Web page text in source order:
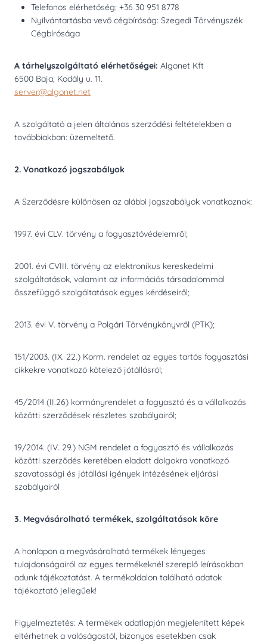
Telefonos elérhetőség: +36 30 951 8778
Nyilvántartásba vevő cégbíróság: Szegedi Törvényszék
Cégbírósága
A tárhelyszolgáltató elérhetőségei: Algonet Kft
6500 Baja, Kodály u. 11.
server@algonet.net
A szolgáltató a jelen általános szerződési feltételekben a
továbbiakban: üzemeltető.
2. Vonatkozó jogszabályok
A Szerződésre különösen az alábbi jogszabályok vonatkoznak:
1997. évi CLV. törvény a fogyasztóvédelemről;
2001. évi CVIII. törvény az elektronikus kereskedelmi
szolgáltatások, valamint az információs társadalommal
összefüggő szolgáltatások egyes kérdéseiről;
2013. évi V. törvény a Polgári Törvénykönyvről (PTK);
151/2003. (IX. 22.) Korm. rendelet az egyes tartós fogyasztási
cikkekre vonatkozó kötelező jótállásról;
45/2014 (II.26) kormányrendelet a fogyasztó és a vállalkozás
közötti szerződések részletes szabályairól;
19/2014. (IV. 29.) NGM rendelet a fogyasztó és vállalkozás
közötti szerződés keretében eladott dolgokra vonatkozó
szavatossági és jótállási igények intézésének eljárási
szabályairól
3. Megvásárolható termékek, szolgáltatások köre
A honlapon a megvásárolható termékek lényeges
tulajdonságairól az egyes termékeknél szereplő leírásokban
adunk tájékoztatást. A termékoldalon található adatok
tájékoztató jellegűek!
Figyelmeztetés: A termékek adatlapján megjelenített képek
eltérhetnek a valóságostól, bizonyos esetekben csak